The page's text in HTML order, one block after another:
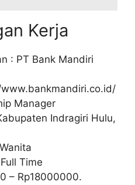
Kerja
: PT Bank Mandiri
Manager
Indragiri Hulu,
Time
– Rp18000000.